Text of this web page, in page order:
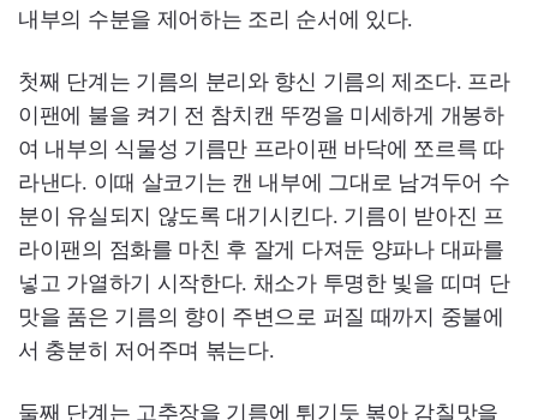
내부의 수분을 제어하는 조리 순서에 있다.
첫째 단계는 기름의 분리와 향신 기름의 제조다. 프라
이팬에 불을 켜기 전 참치캔 뚜껑을 미세하게 개봉하
여 내부의 식물성 기름만 프라이팬 바닥에 쪼르륵 따
라낸다. 이때 살코기는 캔 내부에 그대로 남겨두어 수
분이 유실되지 않도록 대기시킨다. 기름이 받아진 프
라이팬의 점화를 마친 후 잘게 다져둔 양파나 대파를
넣고 가열하기 시작한다. 채소가 투명한 빛을 띠며 단
맛을 품은 기름의 향이 주변으로 퍼질 때까지 중불에
서 충분히 저어주며 볶는다.
둘째 단계는 고추장을 기름에 튀기듯 볶아 감칠맛을